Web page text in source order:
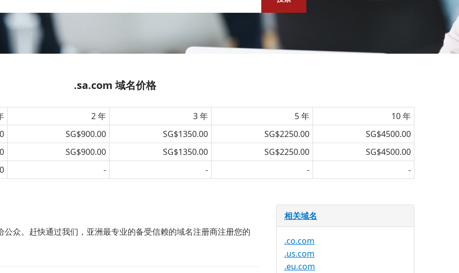
.sa.com 域名价格
2 年 3 年 5 年
10 年
SG$900.00 SG$1350.00 SG$2250.00
SG$4500.00
SG$900.00 SG$1350.00 SG$2250.00
SG$4500.00
- - - -
众。赶快通过我们，亚洲最专业的备受信赖的域名注册商注册您的
相关域名
.co.com
.us.com
.eu.com